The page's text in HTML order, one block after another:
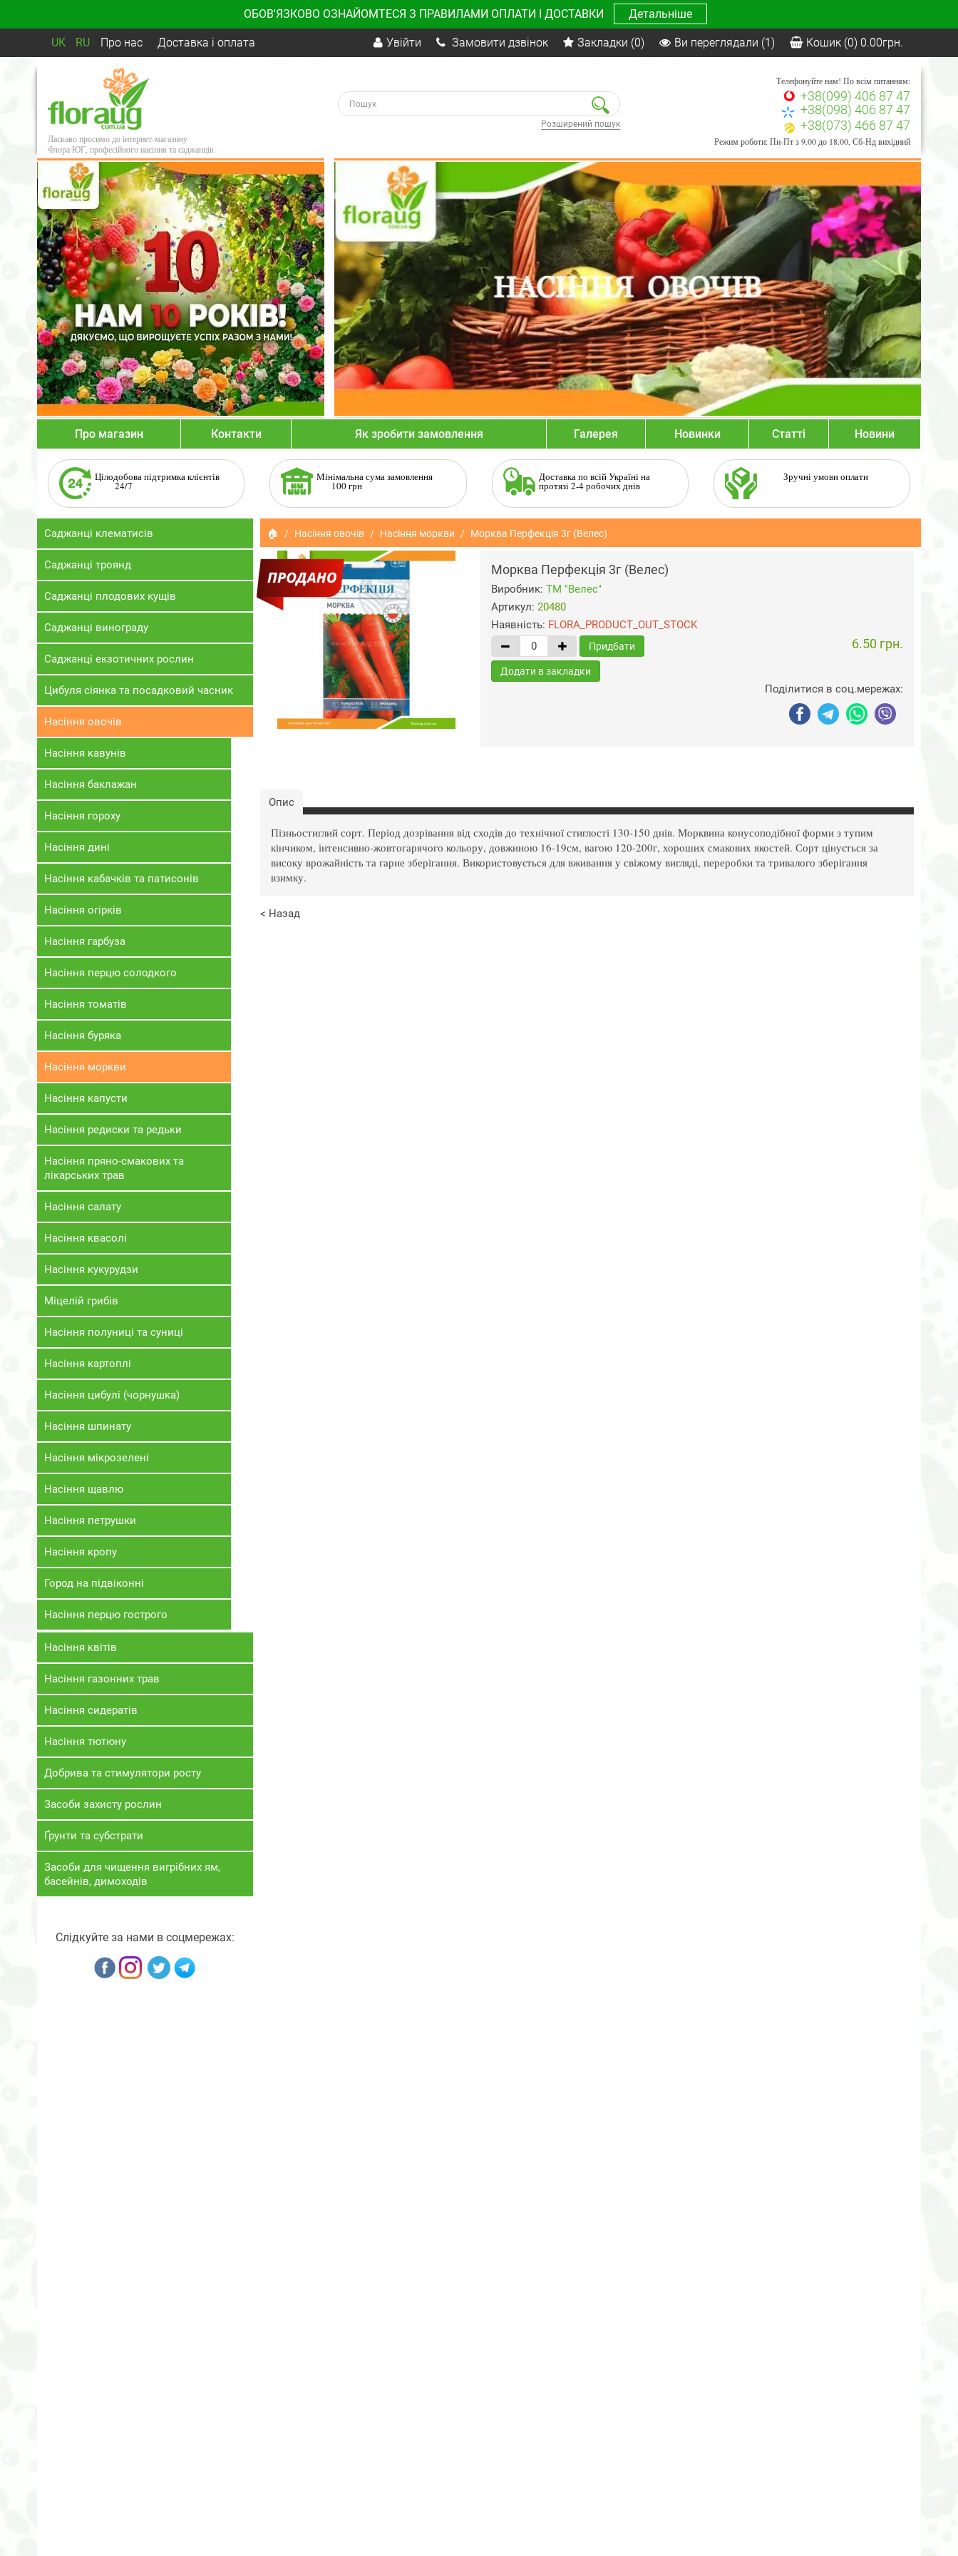
ОБОВ'ЯЗКОВО ОЗНАЙОМТЕСЯ З ПРАВИЛАМИ ОПЛАТИ І ДОСТАВКИ Детальніше
UK RU Про нас Доставка і оплата Увійти Замовити дзвінок Закладки (0) Ви переглядали (1) Кошик (0) 0.00грн.
Ласкаво просимо до інтернет-магазину
Флора ЮГ, професійного насіння та саджанців.
Розширений пошук
Телефонуйте нам! По всім питанням:
+38(099) 406 87 47
+38(098) 406 87 47
+38(073) 466 87 47
Режим роботи: Пн-Пт з 9.00 до 18.00, Сб-Нд вихідний
Про магазин Контакти Як зробити замовлення Галерея Новинки Статті Новини
Цілодобова підтримка клієнтів
24/7
Мінімальна сума замовлення
100 грн
Доставка по всій Україні на
протязі 2-4 робочих днів
Зручні умови оплати
Саджанці клематисів
Саджанці троянд
Саджанці плодових кущів
Саджанці винограду
Саджанці екзотичних рослин
Цибуля сіянка та посадковий часник
Насіння овочів
Насіння кавунів
Насіння баклажан
Насіння гороху
Насіння дині
Насіння кабачків та патисонів
Насіння огірків
Насіння гарбуза
Насіння перцю солодкого
Насіння томатів
Насіння буряка
Насіння моркви
Насіння капусти
Насіння редиски та редьки
Насіння пряно-смакових та
лікарських трав
Насіння салату
Насіння квасолі
Насіння кукурудзи
Міцелій грибів
Насіння полуниці та суниці
Насіння картоплі
Насіння цибулі (чорнушка)
Насіння шпинату
Насіння мікрозелені
Насіння щавлю
Насіння петрушки
Насіння кропу
Город на підвіконні
Насіння перцю гострого
Насіння квітів
Насіння газонних трав
Насіння сидератів
Насіння тютюну
Добрива та стимулятори росту
Засоби захисту рослин
Ґрунти та субстрати
Засоби для чищення вигрібних ям,
басейнів, димоходів
Слідкуйте за нами в соцмережах:
🏠 Насіння овочів Насіння моркви Морква Перфекція 3г (Велес)
Морква Перфекція 3г (Велес)
Виробник: ТМ "Велес"
Артикул: 20480
Наявність: FLORA_PRODUCT_OUT_STOCK
Придбати 6.50 грн.
Додати в закладки
Поділитися в соц.мережах:
Опис
Пізньостиглий сорт. Період дозрівання від сходів до технічної стиглості 130-150 днів. Морквина конусоподібної форми з тупим
кінчиком, інтенсивно-жовтогарячого кольору, довжиною 16-19см, вагою 120-200г, хороших смакових якостей. Сорт цінується за
високу врожайність та гарне зберігання. Використовується для вживання у свіжому вигляді, переробки та тривалого зберігання
взимку.
< Назад